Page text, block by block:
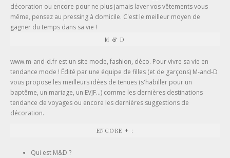
décoration ou encore pour ne plus jamais laver vos vêtements vous
même, pensez au pressing à domicile. C'est le meilleur moyen de
gagner du temps dans sa vie !
M & D
www.m-and-d.fr est un site mode, fashion, déco. Pour vivre sa vie en
tendance mode ! Édité par une équipe de filles (et de garçons) M-and-D
vous propose les meilleurs idées de tenues (s'habiller pour un
baptême, un mariage, un EVJF...) comme les dernières destinations
tendance de voyages ou encore les dernières suggestions de
décoration.
ENCORE + :
Qui est M&D ?